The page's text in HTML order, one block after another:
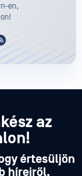
en,
az
értesüljön
híreiről,